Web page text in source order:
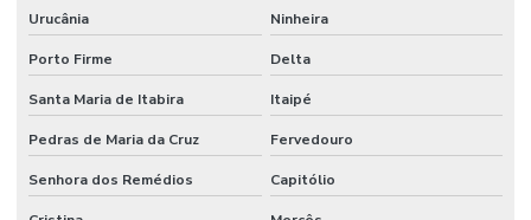
Urucânia Ninheira
Porto Firme Delta
Santa Maria de Itabira Itaipé
Pedras de Maria da Cruz Fervedouro
Senhora dos Remédios Capitólio